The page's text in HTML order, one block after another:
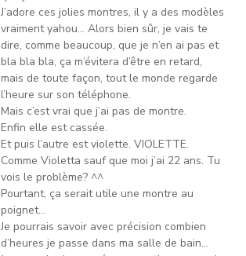
J’adore ces jolies montres, il y a des modèles
vraiment yahou… Alors bien sûr, je vais te
dire, comme beaucoup, que je n’en ai pas et
bla bla bla, ça m’évitera d’être en retard,
mais de toute façon, tout le monde regarde
l’heure sur son téléphone.
Mais c’est vrai que j’ai pas de montre.
Enfin elle est cassée.
Et puis l’autre est violette. VIOLETTE.
Comme Violetta sauf que moi j’ai 22 ans. Tu
vois le problème? ^^
Pourtant, ça serait utile une montre au
poignet…
Je pourrais savoir avec précision combien
d’heures je passe dans ma salle de bain…